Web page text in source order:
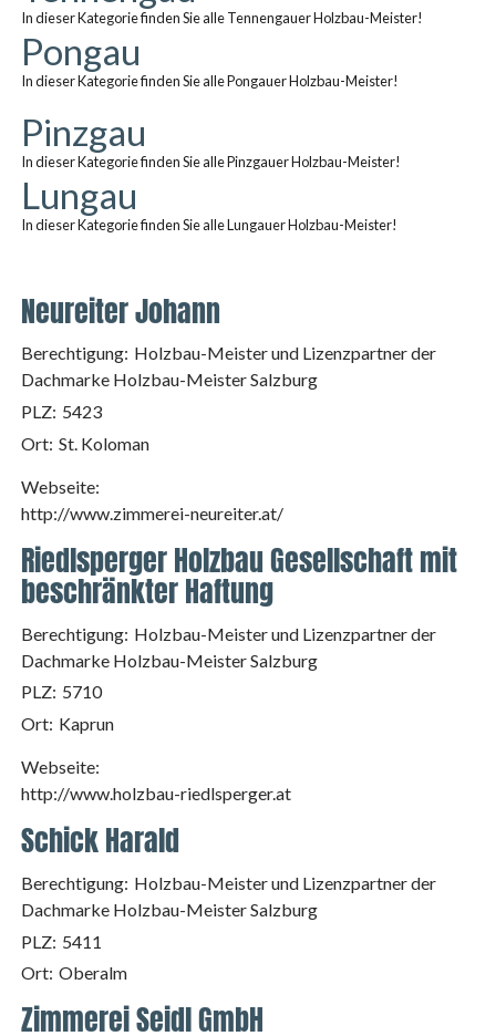
In dieser Kategorie finden Sie alle Tennengauer Holzbau-Meister!
Pongau
In dieser Kategorie finden Sie alle Pongauer Holzbau-Meister!
Pinzgau
In dieser Kategorie finden Sie alle Pinzgauer Holzbau-Meister!
Lungau
In dieser Kategorie finden Sie alle Lungauer Holzbau-Meister!
Neureiter Johann
Berechtigung: Holzbau-Meister und Lizenzpartner der
Dachmarke Holzbau-Meister Salzburg
PLZ: 5423
Ort: St. Koloman
Webseite:
http://www.zimmerei-neureiter.at/
Riedlsperger Holzbau Gesellschaft mit
beschränkter Haftung
Berechtigung: Holzbau-Meister und Lizenzpartner der
Dachmarke Holzbau-Meister Salzburg
PLZ: 5710
Ort: Kaprun
Webseite:
http://www.holzbau-riedlsperger.at
Schick Harald
Berechtigung: Holzbau-Meister und Lizenzpartner der
Dachmarke Holzbau-Meister Salzburg
PLZ: 5411
Ort: Oberalm
Zimmerei Seidl GmbH